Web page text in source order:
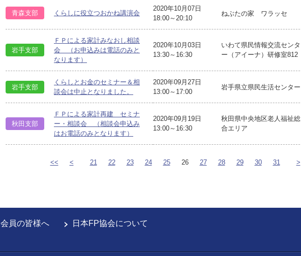
青森支部 くらしに役立つおかね講演会
2020年10月07日
18:00～20:10
ねぶたの家 ワラッセ
岩手支部
ＦＰによる家計みなおし相談
会 （お申込みは電話のみと
なります）
2020年10月03日
13:30～16:30
いわて県民情報交流センタ
ー（アイーナ）研修室812
岩手支部
くらしとお金のセミナー＆相
談会は中止となりました。
2020年09月27日
13:00～17:00
岩手県立県民生活センター
秋田支部
ＦＰによる家計再建 セミナ
ー・相談会 （相談会申込み
はお電話のみとなります）
2020年09月19日
13:00～16:30
秋田県中央地区老人福祉総
合エリア
<< < 21 22 23 24 25 26 27 28 29 30 31 >
会員の皆様へ 日本FP協会について